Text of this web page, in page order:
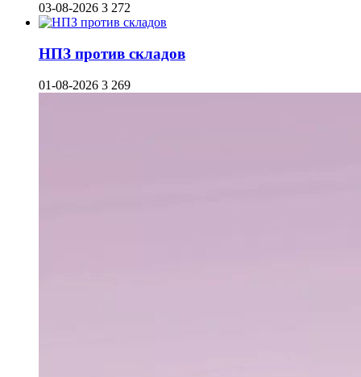
03-08-2026 3 272
НПЗ против складов
01-08-2026 3 269